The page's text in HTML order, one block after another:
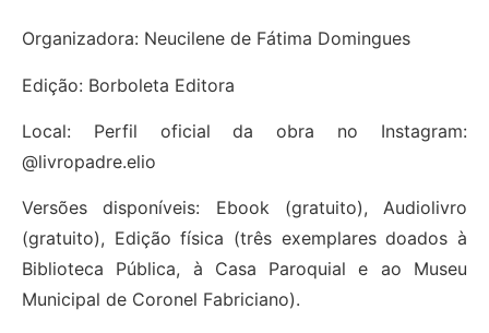
Organizadora: Neucilene de Fátima Domingues
Edição: Borboleta Editora
Local: Perfil oficial da obra no Instagram:
@livropadre.elio
Versões disponíveis: Ebook (gratuito), Audiolivro
(gratuito), Edição física (três exemplares doados à
Biblioteca Pública, à Casa Paroquial e ao Museu
Municipal de Coronel Fabriciano).